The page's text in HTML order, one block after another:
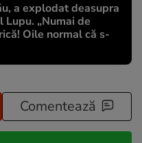
a explodat deasupra
„Numai de
Oile normal că s-
Comentează